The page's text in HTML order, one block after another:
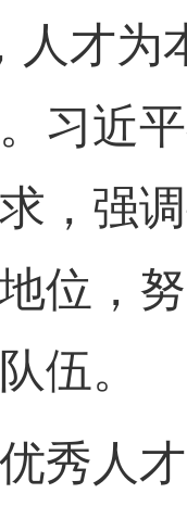
人才为
习近
，强
位，
伍。
人才